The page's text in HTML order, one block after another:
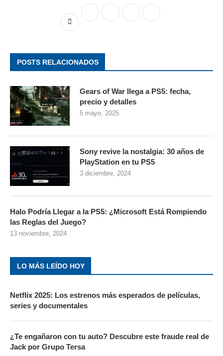
POSTS RELACIONADOS
Gears of War llega a PS5: fecha,
precio y detalles
5 mayo, 2025
Sony revive la nostalgia: 30 años de
PlayStation en tu PS5
3 diciembre, 2024
Halo Podría Llegar a la PS5: ¿Microsoft Está Rompiendo
las Reglas del Juego?
13 noviembre, 2024
LO MÁS LEÍDO HOY
Netflix 2025: Los estrenos más esperados de películas,
series y documentales
¿Te engañaron con tu auto? Descubre este fraude real de
Jack por Grupo Tersa